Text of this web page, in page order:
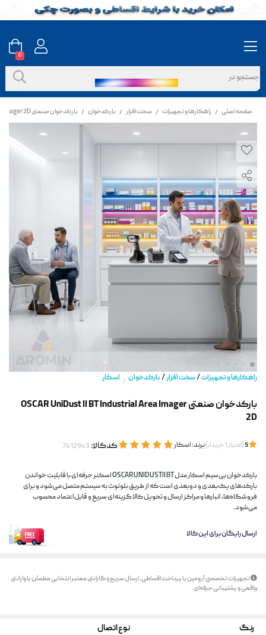
صفحه اصلی / راهکارها و تجهیزات / سخت افزار / بارکدخوان / بارکدخوان صنعتی OSCAR UniDust II BT Industrial Area Imager 2D
راهکارها و تجهیزات/سخت افزار/بارکدخوان / اسکار
بارکدخوان صنعتی OSCAR UniDust II BT Industrial Area Imager
2D
(امتیاز1خریدار)برند:اسکار کدکالا:
بارکدخوان بی‌سیم اسکار مدل OSCAR UNIDUSTII BT اسکنر حرفه‌ای با قابلیت خواندن
بارکدهای یک‌بعدی و دوبعدی است که از طریق بلوتوث به سیستم متصل می‌شود و برای
فروشگاه‌ها، انبارها و مراکز ارسال و تحویل کالا گزینه‌ای سریع و قابل‌اعتماد محسوب
می‌شود.
ارسال رایگان برای این کالا
تجهیزات تخصصی آرومین با پرداخت اقساطی، ارسال سریع و گارانتی معتبر انتخابی مطمئن با وارانتی
واقعی و پشتیبانی حرفه‌ای
رنگ نوع اتصال
0